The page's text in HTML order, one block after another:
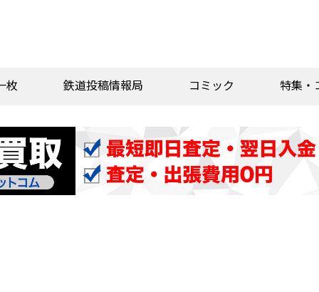
枚 鉄道投稿情報局 コミック 特集・